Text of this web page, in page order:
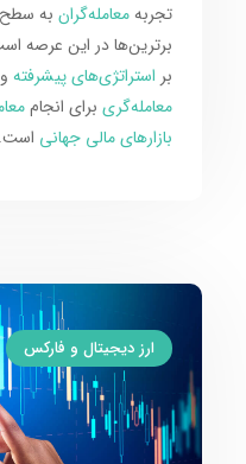
تجربهمعامله‌گران به
برترین‌ها در این عرصه
بر استراتژی‌های پیشرفته
معامله‌گری برای انجام
بازارهای مالی جهانی است.
ارز دیجیتال و فارکس